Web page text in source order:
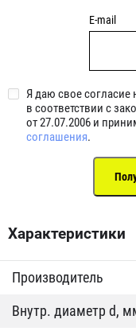
E-mail
Я даю свое согласие
в соответствии с
от 27.07.2006 и
соглашения.
Характеристики
Производитель
Внутр. диаметр d,